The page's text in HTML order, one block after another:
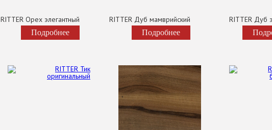
RITTER Орех элегантный
Подробнее
RITTER Дуб мамврийский
Подробнее
RITTER Дуб